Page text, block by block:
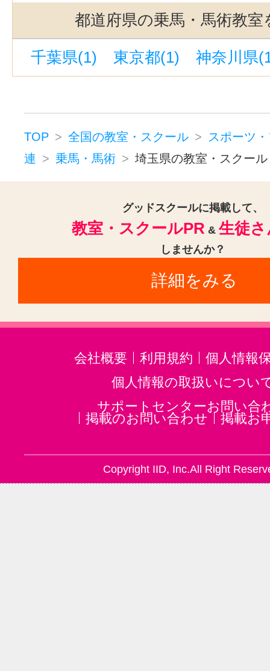
ストレッチ(1)
スポーツ・フィットネスクラブ
ダイビング(2)
ダイエット(1)
スポーツ・フィットネスその他
都道府県の乗馬・馬術教室
千葉県(1) 東京都(1) 神奈川県
TOP 全国の教室・スクール
スポーツ
連
乗馬・馬術 埼玉県の教室・スクール
グッドスクールに掲載して、
教室・スクールPR & 生徒
しませんか？
詳細をみる
会社概要 利用規約
個人情報
個人情報の取扱いについ
サポートセンターお問い合
掲載のお問い合わせ
掲載お
Copyright IID, Inc.All Right